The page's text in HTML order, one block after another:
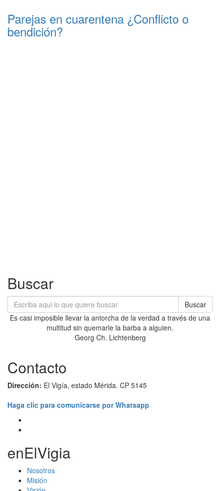
Parejas en cuarentena ¿Conflicto o
bendición?
Buscar
Buscar
Es casi imposible llevar la antorcha de la verdad a través de una
multitud sin quemarle la barba a alguien.
Georg Ch. Lichtenberg
Contacto
Dirección: El Vigía, estado Mérida. CP 5145
Haga clic para comunicarse por Whatsapp
enElVigia
Nosotros
Misión